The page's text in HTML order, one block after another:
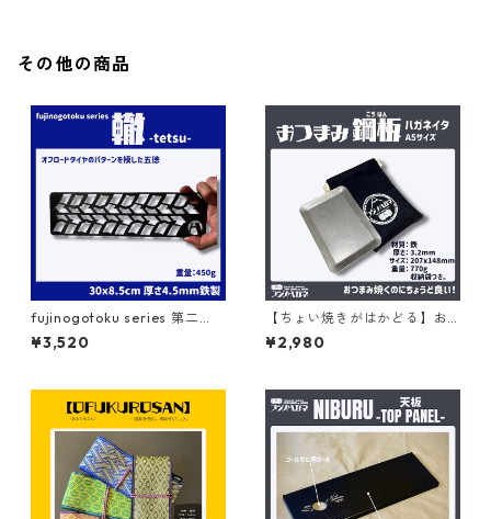
その他の商品
fujinogotoku series 第二
弾 『轍』〜TETSU〜
¥3,520
【ちょい焼きがはかどる】お
つまみ鋼板（ハガネイタ）IH
対応
¥2,980